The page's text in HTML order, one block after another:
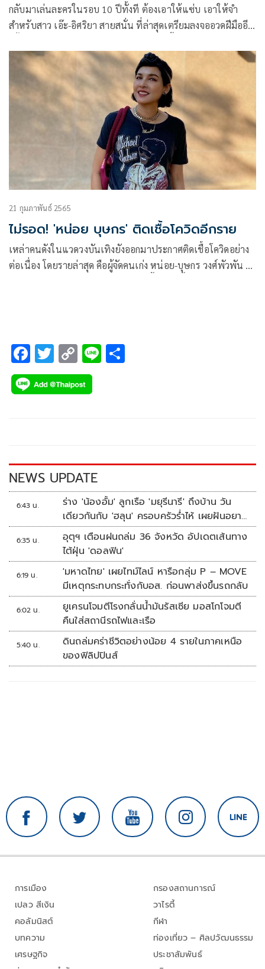
กลับมาเล่นละครในรอบ 10 ปีทั้งที ต้องเอาให้แซ่บ เอาให้จำ
สำหรับสาว เอ๊ะ-อิศริยา สายสนั่น ที่ล่าสุดเตรียมลงจออวดฝีมืออีก
ตำแหน่ง ทั้งจัดเองเล่นเอง ที่สำคัญบทบาทครั้งนี้ของเธอ บอก
เลยว่าร้ายขั้นสุด สมการรอคอยของแฟนละครแน่นอน
21 กุมภาพันธ์ 2565
ไม่รอด! 'หน่อย บุษกร' ติดเชื้อโควิดอีกราย
เหล่าคนดังในแวดวงบันเทิงยังออกมาประกาศติดเชื้อโควิดอย่าง
ต่อเนื่อง โดยรายล่าสุด คือผู้จัดคนเก่ง หน่อย-บุษกร วงศ์พัวพัน ที่
F
ac
e
k
T
wi
tt
C
o
p
k
Li
NEWS UPDATE
6:43 น.
ร่าง 'น้องอั้ม' ลูกเรือ 'มยุรีนารี' ถึงบ้าน วัน
เดียวกันกับ 'ฮลุน' ครอบครัวร่ำไห้ เผยฝันอยาก
เป็นทหารเรือ
6:35 น.
อุตุฯ เตือนฝนถล่ม 36 จังหวัด อัปเดตเส้นทาง
ไต้ฝุ่น 'ดอลฟิน'
6:19 น.
'มหาดไทย' เผยไทม์ไลน์ หารือกลุ่ม P – MOVE
มีเหตุกระทบกระทั่งกับอส. ก่อนพาส่งขึ้นรถกลับ
6:02 น.
ยูเครนโจมตีโรงกลั่นน้ำมันรัสเซีย มอสโกโจมตี
คืนใส่สถานีรถไฟและเรือ
5:40 น.
ดินถล่มคร่าชีวิตอย่างน้อย 4 รายในภาคเหนือ
ของฟิลิปปินส์
การเมือง
เปลว สีเงิน
คอลัมนิสต์
บทความ
เศรษฐกิจ
กรองสถานการณ์
วาไรตี้
กีฬา
ท่องเที่ยว – ศิลปวัฒนธรรม
ประชาสัมพันธ์